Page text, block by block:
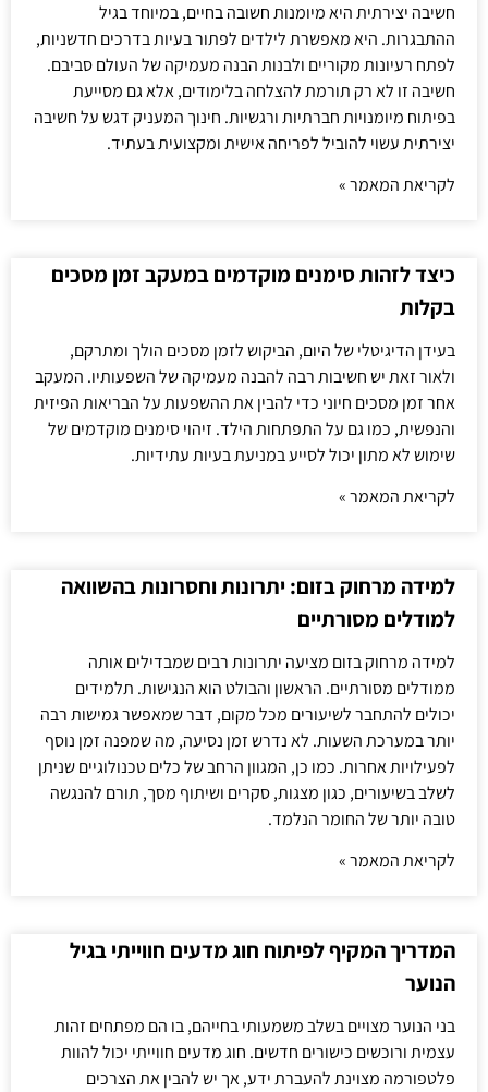
חשיבה יצירתית היא מיומנות חשובה בחיים, במיוחד בגיל
ההתבגרות. היא מאפשרת לילדים לפתור בעיות בדרכים חדשניות,
לפתח רעיונות מקוריים ולבנות הבנה מעמיקה של העולם סביבם.
חשיבה זו לא רק תורמת להצלחה בלימודים, אלא גם מסייעת
בפיתוח מיומנויות חברתיות ורגשיות. חינוך המעניק דגש על חשיבה
יצירתית עשוי להוביל לפריחה אישית ומקצועית בעתיד.
לקריאת המאמר »
כיצד לזהות סימנים מוקדמים במעקב זמן מסכים
בקלות
בעידן הדיגיטלי של היום, הביקוש לזמן מסכים הולך ומתרקם,
ולאור זאת יש חשיבות רבה להבנה מעמיקה של השפעותיו. המעקב
אחר זמן מסכים חיוני כדי להבין את ההשפעות על הבריאות הפיזית
והנפשית, כמו גם על התפתחות הילד. זיהוי סימנים מוקדמים של
שימוש לא מתון יכול לסייע במניעת בעיות עתידיות.
לקריאת המאמר »
למידה מרחוק בזום: יתרונות וחסרונות בהשוואה
למודלים מסורתיים
למידה מרחוק בזום מציעה יתרונות רבים שמבדילים אותה
ממודלים מסורתיים. הראשון והבולט הוא הנגישות. תלמידים
יכולים להתחבר לשיעורים מכל מקום, דבר שמאפשר גמישות רבה
יותר במערכת השעות. לא נדרש זמן נסיעה, מה שמפנה זמן נוסף
לפעילויות אחרות. כמו כן, המגוון הרחב של כלים טכנולוגיים שניתן
לשלב בשיעורים, כגון מצגות, סקרים ושיתוף מסך, תורם להנגשה
טובה יותר של החומר הנלמד.
לקריאת המאמר »
המדריך המקיף לפיתוח חוג מדעים חווייתי בגיל
הנוער
בני הנוער מצויים בשלב משמעותי בחייהם, בו הם מפתחים זהות
עצמית ורוכשים כישורים חדשים. חוג מדעים חווייתי יכול להוות
פלטפורמה מצוינת להעברת ידע, אך יש להבין את הצרכים